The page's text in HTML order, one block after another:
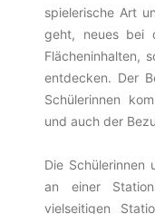
spielerische Art
geht, neues bei
Flächeninhalten,
entdecken. Der
Schülerinnen
und auch der
Die Schülerinnen
an einer
vielseitigen